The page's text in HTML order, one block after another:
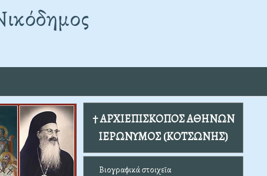
† ΑΡΧΙΕΠΙΣΚΟΠΟΣ ΑΘΗΝΩΝ
ΙΕΡΩΝΥΜΟΣ (ΚΟΤΣΩΝΗΣ)
Βιογραφικά στοιχεῖα